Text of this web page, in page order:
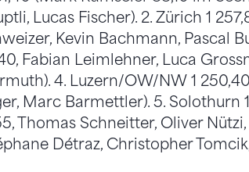
Lucas Fischer). 2. Zürich 1
Kevin Bachmann, Pascal
Fabian Leimlehner, Luca
4. Luzern/OW/NW 1
Marc Barmettler). 5. Solothurn
Thomas Schneitter, Oliver
Détraz, Christopher